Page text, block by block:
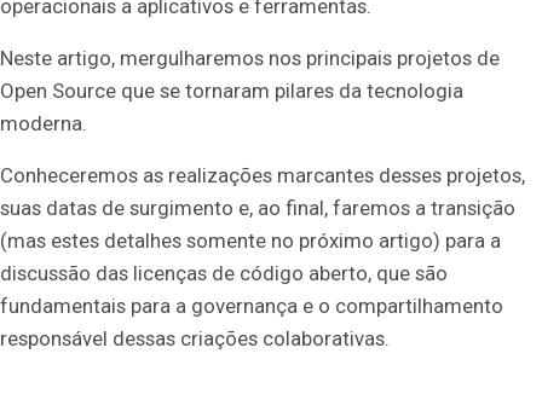
operacionais a aplicativos e ferramentas.
Neste artigo, mergulharemos nos principais projetos de
Open Source que se tornaram pilares da tecnologia
moderna.
Conheceremos as realizações marcantes desses projetos,
suas datas de surgimento e, ao final, faremos a transição
(mas estes detalhes somente no próximo artigo) para a
discussão das licenças de código aberto, que são
fundamentais para a governança e o compartilhamento
responsável dessas criações colaborativas.